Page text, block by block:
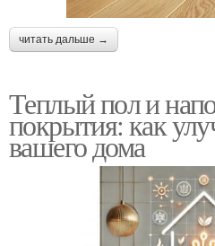
читать дальше →
Теплый пол и
покрытия: как
вашего дома